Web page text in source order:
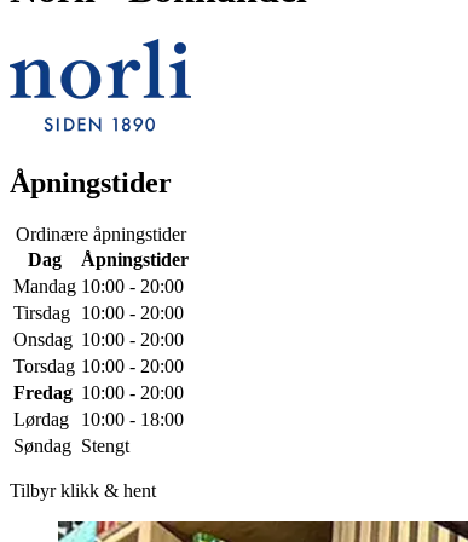
Åpningstider
Ordinære åpningstider
Dag
Åpningstider
Mandag 10:00 - 20:00
Tirsdag 10:00 - 20:00
Onsdag 10:00 - 20:00
Torsdag 10:00 - 20:00
Fredag 10:00 - 20:00
Lørdag
10:00 - 18:00
Søndag Stengt
Tilbyr klikk & hent